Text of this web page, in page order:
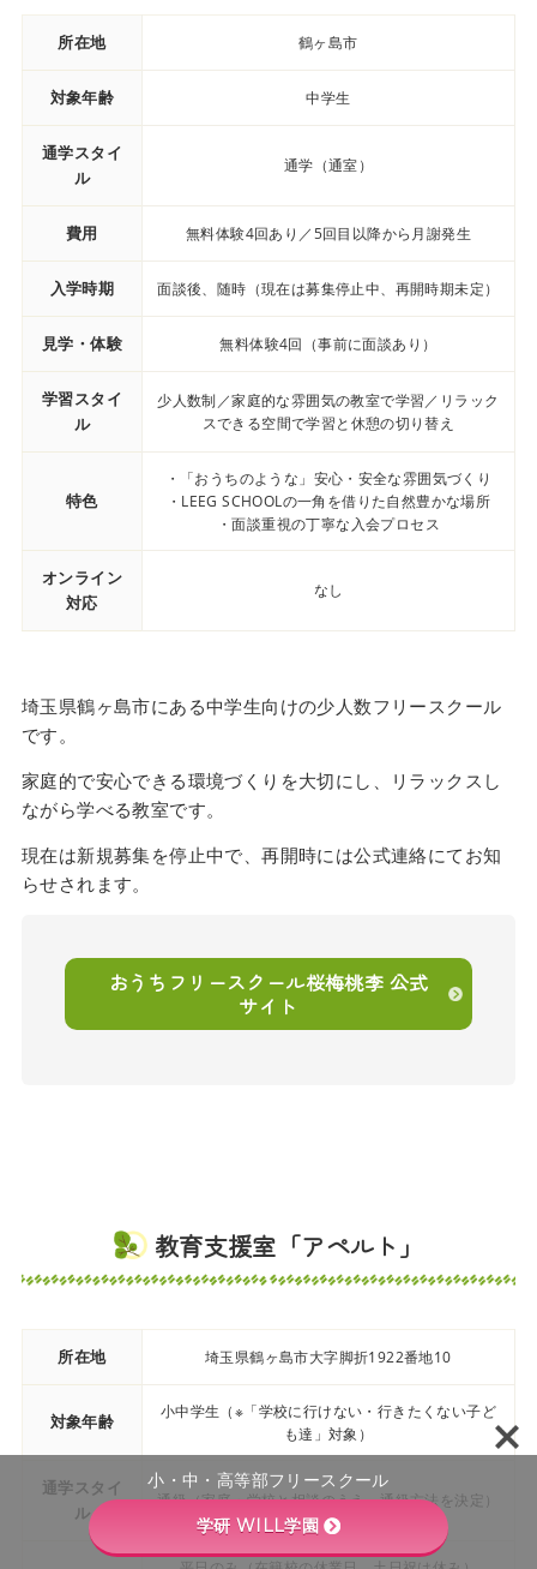
所在地 鶴ヶ島市
対象年齢 中学生
通学スタイ
ル
通学（通室）
費用 無料体験4回あり／5回目以降から月謝発生
入学時期 面談後、随時（現在は募集停止中、再開時期未定）
見学・体験 無料体験4回（事前に面談あり）
学習スタイ
ル
少人数制／家庭的な雰囲気の教室で学習／リラック
スできる空間で学習と休憩の切り替え
特色
・「おうちのような」安心・安全な雰囲気づくり
・LEEG SCHOOLの一角を借りた自然豊かな場所
・面談重視の丁寧な入会プロセス
オンライン
対応
なし
埼玉県鶴ヶ島市にある中学生向けの少人数フリースクール
です。
家庭的で安心できる環境づくりを大切にし、リラックスし
ながら学べる教室です。
現在は新規募集を停止中で、再開時には公式連絡にてお知
らせされます。
おうちフリースクール桜梅桃李 公式
サイト
教育支援室「アペルト」
所在地 埼玉県鶴ヶ島市大字脚折1922番地10
対象年齢
小中学生（※「学校に行けない・行きたくない子ど
も達」対象）
通学スタイ
ル
通級（家庭・学校と相談のうえ、通級方法を決定）
小・中・高等部フリースクール
学研 WILL学園